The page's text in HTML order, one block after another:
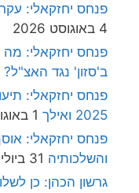
פנחס יחזקאלי:
4 באוגוסט 2026
פנחס יחזקאלי: מה
ב'סזון' נגד האצ"ל?
פנחס יחזקאלי:
2025 ואילך
1 באוגוסט 2026
פנחס יחזקאלי:
והשלכותיה 31 ביולי 2026
גרשון הכהן: כן